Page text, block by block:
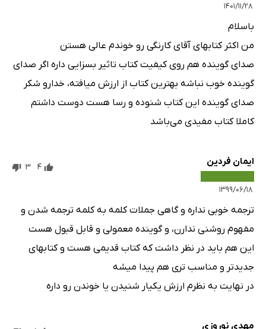
۱۴۰۱/۱۱/۲۸
باسلام
من اکثر کتابهای آقای کارنگی رو خوندم عالی هستن
صدای گوینده هم روی کیفیت کتاب تاثیر بسزایی داره اگر صدای
گوینده خوب نباشه بهترین کتاب از ارزش میافته، خدارو شکر
صدای گوینده این کتاب شنوده و رسا هست دوست داشتم
کاملا کتاب مفیدی می‌باشد
ایمان فردین
۱۳۹۹/۰۶/۱۸
4
3
ترجمه خوبی نداره و گاهی جملات کلمه به کلمه ترجمه شدن و
مفهوم روشنی ندارن، و گوینده معمولی و قابل قبول هست
این هم باید در نظر داشت که کتاب قدیمی هست و کتابهای
جدیدتر و مناسب تری هم پیدا میشه
در نهایت به نظرم ارزش یکیار شنیدن یا خوندن رو داره
مهدی نوروزی